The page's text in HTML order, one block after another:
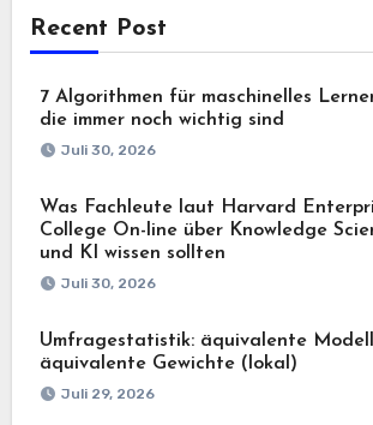
Recent Post
7 Algorithmen für maschinelles
die immer noch wichtig sind
Juli 30, 2026
Was Fachleute laut Harvard
College On-line über Knowledge
und KI wissen sollten
Juli 30, 2026
Umfragestatistik: äquivalente
äquivalente Gewichte (lokal)
Juli 29, 2026